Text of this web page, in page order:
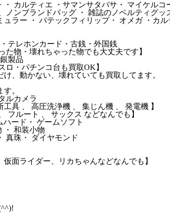
・ カルティエ ・サマンサタバサ・ マイケル
ノンブランドバッグ ・ 雑誌のノベルティグッ
ラー ・ パテックフィリップ・ オメガ ・カ
テレホンカード・古銭・外国銭
物・壊れちゃった物でも大丈夫です】
製品
ロ・パチンコ台も買取OK】
、動かない、壊れていても買取してます。
。
ルカメラ
具 、 高圧洗浄機 、 集じん機 、 発電機 】
フルート 、 サックス などなんでも】
ハード・ ゲームソフト
・ 和装小物
真珠・ ダイヤモンド
面ライダー、リカちゃんなどなんでも】